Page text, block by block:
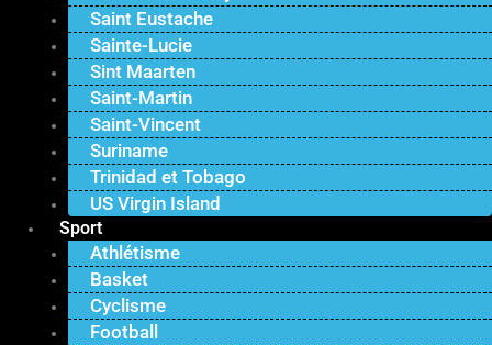
Saint Eustache
Sainte-Lucie
Sint Maarten
Saint-Martin
Saint-Vincent
Suriname
Trinidad et Tobago
US Virgin Island
Sport
Athlétisme
Basket
Cyclisme
Football